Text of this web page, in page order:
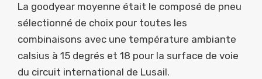
La goodyear moyenne était le composé de pneu
sélectionné de choix pour toutes les
combinaisons avec une température ambiante
calsius à 15 degrés et 18 pour la surface de voie
du circuit international de Lusail.